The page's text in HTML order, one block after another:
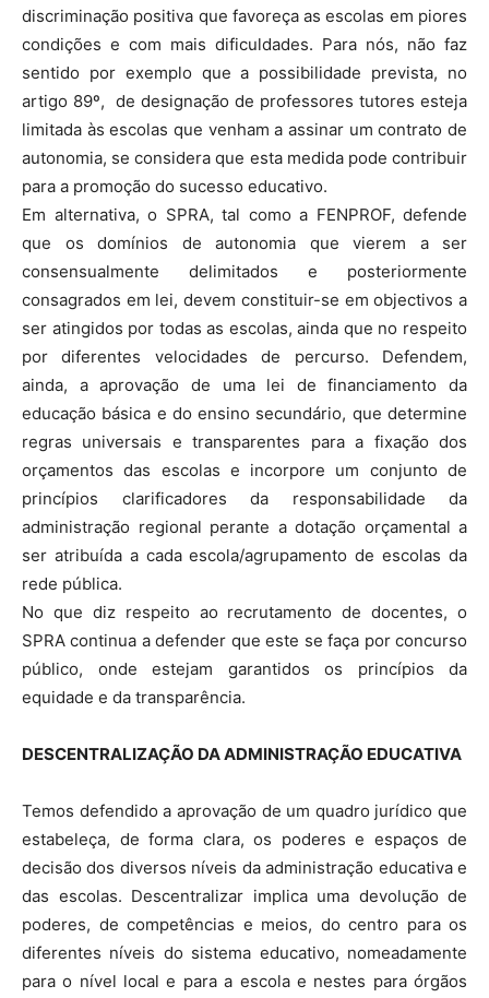
discriminação positiva que favoreça as escolas em piores
condições e com mais dificuldades. Para nós, não faz
sentido por exemplo que a possibilidade prevista, no
artigo 89º, de designação de professores tutores esteja
limitada às escolas que venham a assinar um contrato de
autonomia, se considera que esta medida pode contribuir
para a promoção do sucesso educativo.
Em alternativa, o SPRA, tal como a FENPROF, defende
que os domínios de autonomia que vierem a ser
consensualmente delimitados e posteriormente
consagrados em lei, devem constituir-se em objectivos a
ser atingidos por todas as escolas, ainda que no respeito
por diferentes velocidades de percurso. Defendem,
ainda, a aprovação de uma lei de financiamento da
educação básica e do ensino secundário, que determine
regras universais e transparentes para a fixação dos
orçamentos das escolas e incorpore um conjunto de
princípios clarificadores da responsabilidade da
administração regional perante a dotação orçamental a
ser atribuída a cada escola/agrupamento de escolas da
rede pública.
No que diz respeito ao recrutamento de docentes, o
SPRA continua a defender que este se faça por concurso
público, onde estejam garantidos os princípios da
equidade e da transparência.
DESCENTRALIZAÇÃO DA ADMINISTRAÇÃO EDUCATIVA
Temos defendido a aprovação de um quadro jurídico que
estabeleça, de forma clara, os poderes e espaços de
decisão dos diversos níveis da administração educativa e
das escolas. Descentralizar implica uma devolução de
poderes, de competências e meios, do centro para os
diferentes níveis do sistema educativo, nomeadamente
para o nível local e para a escola e nestes para órgãos